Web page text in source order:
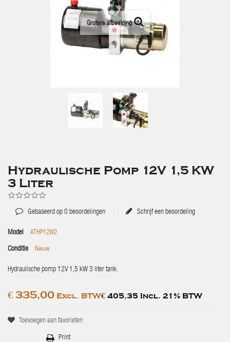
Grotere afbeelding
Hydraulische Pomp 12V 1,5 KW
3 Liter
Gebaseerd op 0 beoordelingen Schrijf een beoordeling
Model ATHP12W2
Conditie Nieuw
Hydraulische pomp 12V 1,5 kW 3 liter tank.
€ 335,00 Excl. BTW€ 405,35 Incl. 21% BTW
Toevoegen aan favorieten
Print